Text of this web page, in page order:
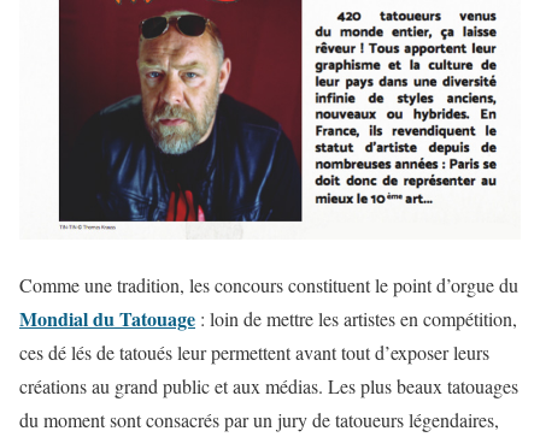
Comme une tradition, les concours constituent le point d’orgue du
Mondial du Tatouage : loin de mettre les artistes en compétition,
ces dé lés de tatoués leur permettent avant tout d’exposer leurs
créations au grand public et aux médias. Les plus beaux tatouages
du moment sont consacrés par un jury de tatoueurs légendaires,